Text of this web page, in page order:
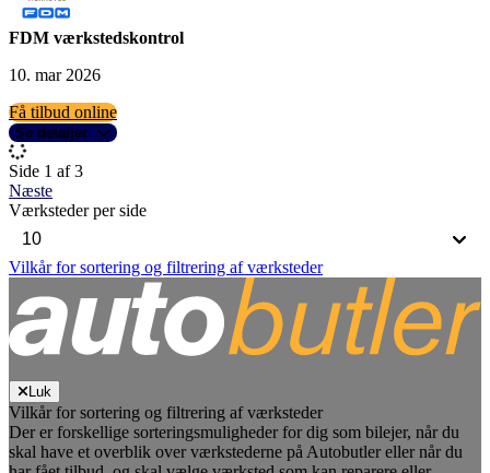
FDM værkstedskontrol
10. mar 2026
Få tilbud online
Se detaljer
Side 1 af 3
Næste
Værksteder per side
Vilkår for sortering og filtrering af værksteder
Luk
Vilkår for sortering og filtrering af værksteder
Der er forskellige sorteringsmuligheder for dig som bilejer, når du
skal have et overblik over værkstederne på Autobutler eller når du